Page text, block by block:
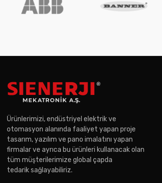
Ürünlerimizi, endüstriyel elektrik ve
otomasyon alanında faaliyet yapan proje
tasarım, yazılım ve pano imalatını yapan
firmalar ve ayrıca bu ürünleri kullanacak olan
tüm müşterilerimize global çapda
tedarik sağlayabiliriz.